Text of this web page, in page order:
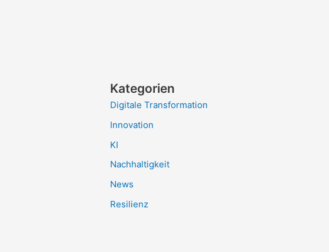
Kategorien
Digitale Transformation
Innovation
KI
Nachhaltigkeit
News
Resilienz